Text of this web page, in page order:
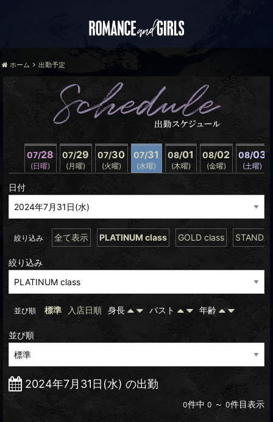
ホーム 出勤予定
07/28
(日曜)
07/29
(月曜)
07/30
(火曜)
07/31
(水曜)
08/01
(木曜)
08/02
(金曜)
08/03
(土曜)
日付
絞り込み 全て表示 PLATINUM class GOLD class
絞り込み
並び順 標準 入店日順 身長 バスト 年齢
並び順
2024年7月31日(水) の出勤
0件中 0 ～ 0件目表示